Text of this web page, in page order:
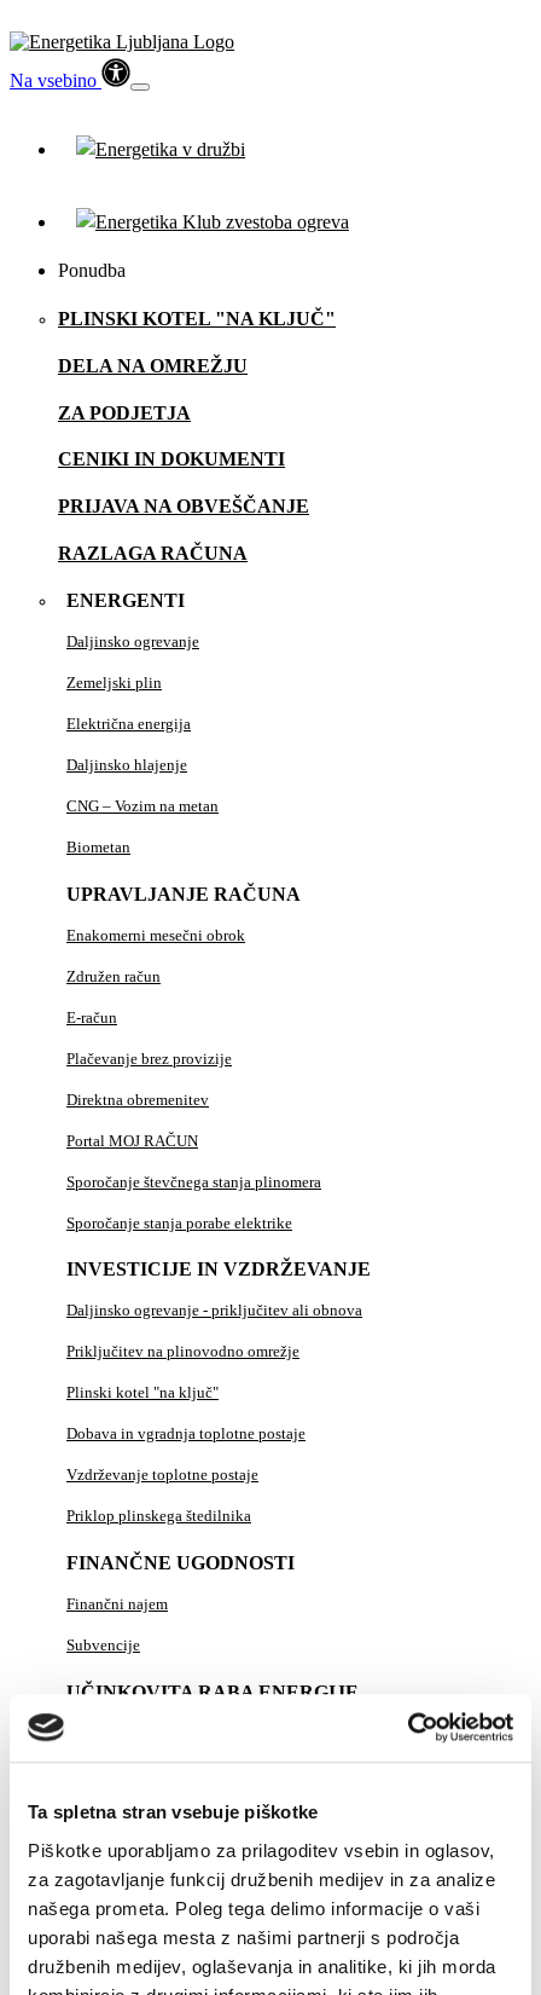
Ta spletna stran vsebuje piškotke
Piškotke uporabljamo za prilagoditev vsebin in oglasov,
za zagotavljanje funkcij družbenih medijev in za analize
našega prometa. Poleg tega delimo informacije o vaši
uporabi našega mesta z našimi partnerji s področja
družbenih medijev, oglaševanja in analitike, ki jih morda
Na vsebino
Ponudba
PLINSKI KOTEL "NA KLJUČ"
DELA NA OMREŽJU
ZA PODJETJA
CENIKI IN DOKUMENTI
PRIJAVA NA OBVEŠČANJE
RAZLAGA RAČUNA
ENERGENTI
Daljinsko ogrevanje
Zemeljski plin
Električna energija
Daljinsko hlajenje
CNG – Vozim na metan
Biometan
UPRAVLJANJE RAČUNA
Enakomerni mesečni obrok
Združen račun
E-račun
Plačevanje brez provizije
Direktna obremenitev
Portal MOJ RAČUN
Sporočanje števčnega stanja plinomera
Sporočanje stanja porabe elektrike
INVESTICIJE IN VZDRŽEVANJE
Daljinsko ogrevanje - priključitev ali obnova
Priključitev na plinovodno omrežje
Plinski kotel "na ključ"
Dobava in vgradnja toplotne postaje
Vzdrževanje toplotne postaje
Priklop plinskega štedilnika
FINANČNE UGODNOSTI
Finančni najem
Subvencije
UČINKOVITA RABA ENERGIJE
Izdelava tehnične in projektne dokumentacije
Nadzor nad izvajanjem del
Geodetske storitve
Brezpilotni zrakoplovi